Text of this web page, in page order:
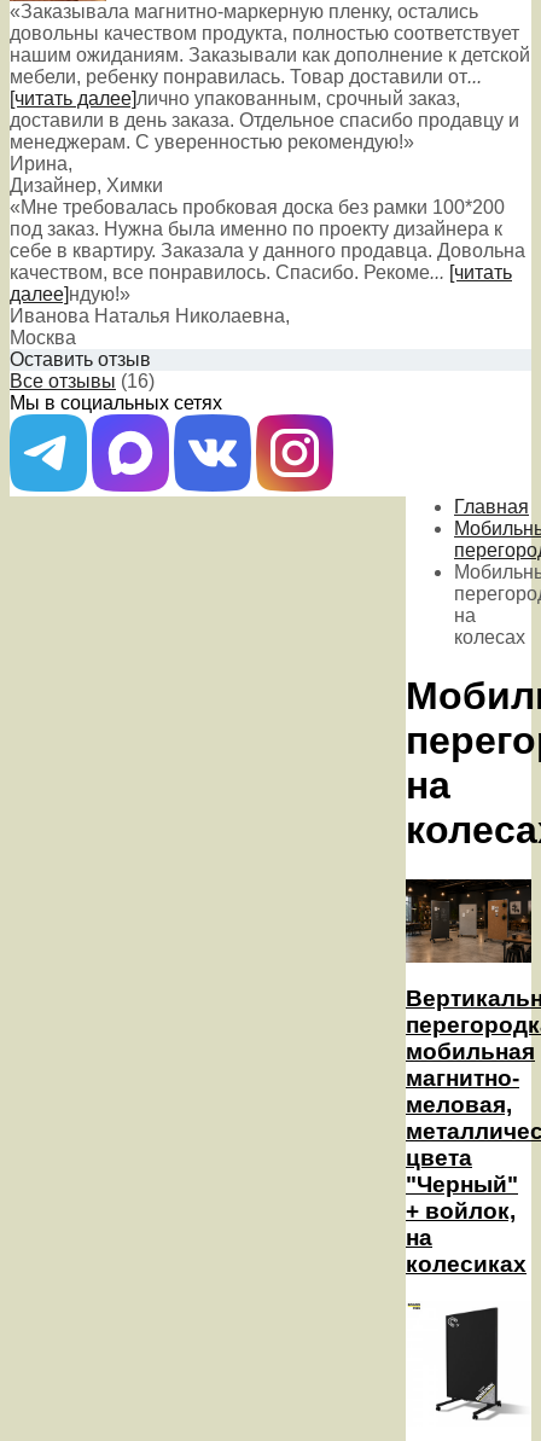
«Заказывала магнитно-маркерную пленку, остались
довольны качеством продукта, полностью соответствует
нашим ожиданиям. Заказывали как дополнение к детской
мебели, ребенку понравилась. Товар доставили от...
[читать далее]лично упакованным, срочный заказ,
доставили в день заказа. Отдельное спасибо продавцу и
менеджерам. С уверенностью рекомендую!»
Ирина,
Дизайнер, Химки
«Мне требовалась пробковая доска без рамки 100*200
под заказ. Нужна была именно по проекту дизайнера к
себе в квартиру. Заказала у данного продавца. Довольна
качеством, все понравилось. Спасибо. Рекоме... [читать
далее]ндую!»
Иванова Наталья Николаевна,
Москва
Оставить отзыв
Все отзывы (16)
Мы в социальных сетях
Главная
на
колесах
на
мобильная
магнитно-
меловая,
цвета
"Черный"
+ войлок,
на
колесиках